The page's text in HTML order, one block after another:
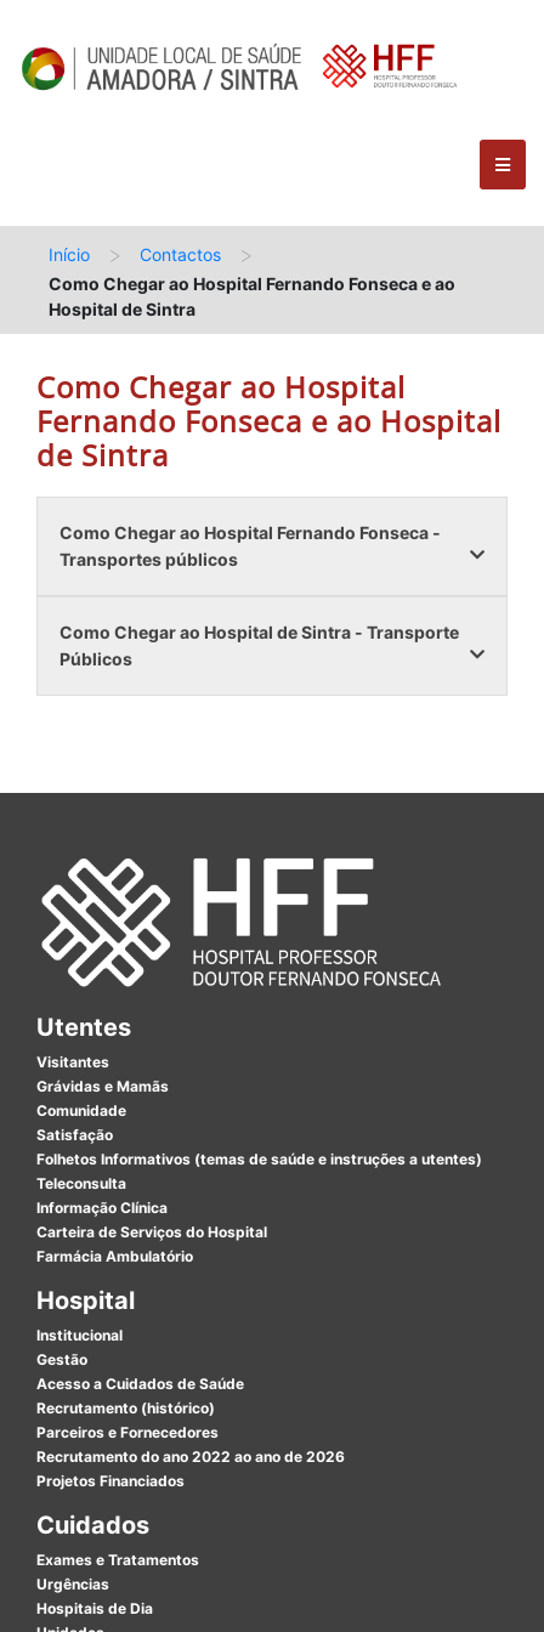
Início > Contactos >
Como Chegar ao Hospital Fernando Fonseca e ao
Hospital de Sintra
Como Chegar ao Hospital
Fernando Fonseca e ao Hospital
de Sintra
Como Chegar ao Hospital Fernando Fonseca -
Transportes públicos
Como Chegar ao Hospital de Sintra - Transporte
Públicos
Utentes
Visitantes
Grávidas e Mamãs
Comunidade
Satisfação
Folhetos Informativos (temas de saúde e instruções a utentes)
Teleconsulta
Informação Clínica
Carteira de Serviços do Hospital
Farmácia Ambulatório
Hospital
Institucional
Gestão
Acesso a Cuidados de Saúde
Recrutamento (histórico)
Parceiros e Fornecedores
Recrutamento do ano 2022 ao ano de 2026
Projetos Financiados
Cuidados
Exames e Tratamentos
Urgências
Hospitais de Dia